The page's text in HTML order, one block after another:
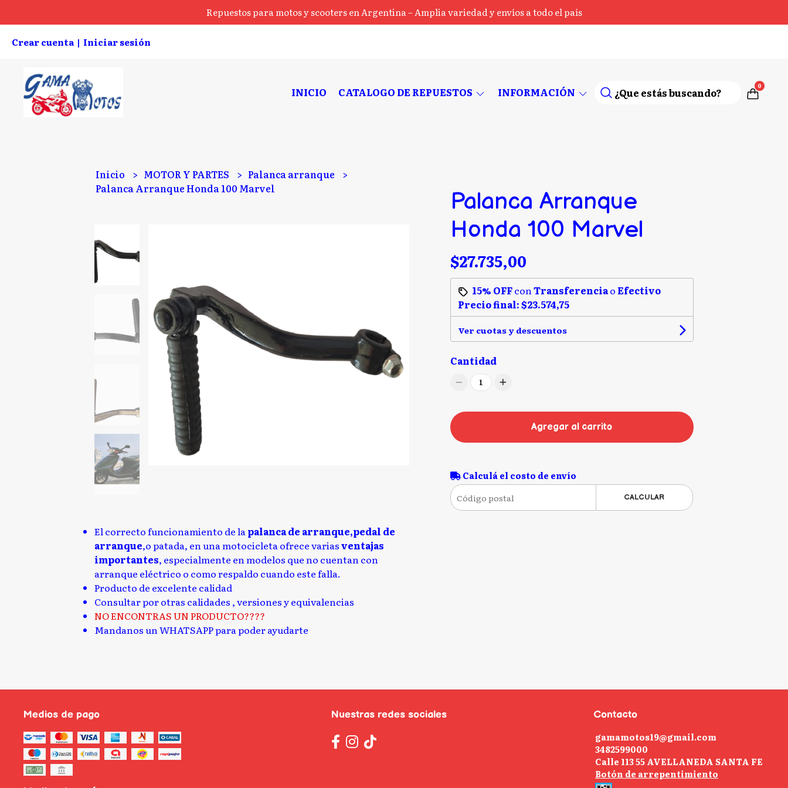
Repuestos para motos y scooters en Argentina – Amplia variedad y envíos a todo el país
Crear cuenta | Iniciar sesión
INICIO CATALOGO DE REPUESTOS INFORMACIÓN 0
Inicio MOTOR Y PARTES
Palanca arranque
Palanca Arranque Honda 100 Marvel
El correcto funcionamiento de lapalanca de arranque,pedal de
arranque,o patada, en una motocicleta ofrece variasventajas
importantes, especialmente en modelos que no cuentan con
arranque eléctrico o como respaldo cuando este falla.
Producto de excelente calidad
Consultar por otras calidades , versiones y equivalencias
NO ENCONTRAS UN PRODUCTO????
Mandanos un WHATSAPP para poder ayudarte
Palanca Arranque
Honda 100 Marvel
$27.735,00
15% OFFconTransferenciao Efectivo
Precio final:$23.574,75
Ver cuotas y descuentos
Cantidad
1
Agregar al carrito
Calculá el costo de envío
CALCULAR
Medios de pago Nuestras redes sociales
Contacto
gamamotos19@gmail.com
3482599000
Calle 113 55 AVELLANEDA SANTA FE
Botón de arrepentimiento